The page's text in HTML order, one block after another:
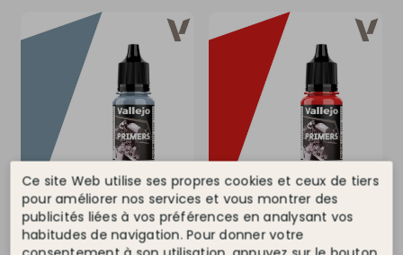
VALLEJO Ref. 70.630
Base Gris Acier - 18 ml
Primers - VALLEJO 70.630
VALLEJO Ref. 70.632
Base Rouge Sang - 18 ml
Primers - VALLEJO 70.632
Ce site Web utilise ses propres cookies et ceux de tiers
pour améliorer nos services et vous montrer des
publicités liées à vos préférences en analysant vos
habitudes de navigation. Pour donner votre